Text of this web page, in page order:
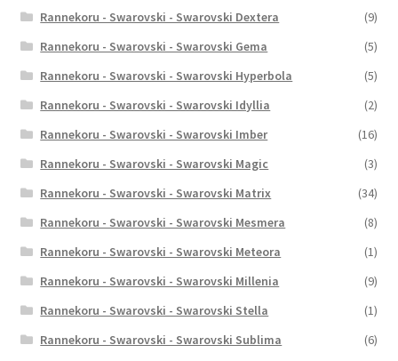
Rannekoru - Swarovski - Swarovski Dextera
(9)
Rannekoru - Swarovski - Swarovski Gema
(5)
Rannekoru - Swarovski - Swarovski Hyperbola
(5)
Rannekoru - Swarovski - Swarovski Idyllia
(2)
Rannekoru - Swarovski - Swarovski Imber
(16)
Rannekoru - Swarovski - Swarovski Magic
(3)
Rannekoru - Swarovski - Swarovski Matrix
(34)
Rannekoru - Swarovski - Swarovski Mesmera
(8)
Rannekoru - Swarovski - Swarovski Meteora
(1)
Rannekoru - Swarovski - Swarovski Millenia
(9)
Rannekoru - Swarovski - Swarovski Stella
(1)
Rannekoru - Swarovski - Swarovski Sublima
(6)